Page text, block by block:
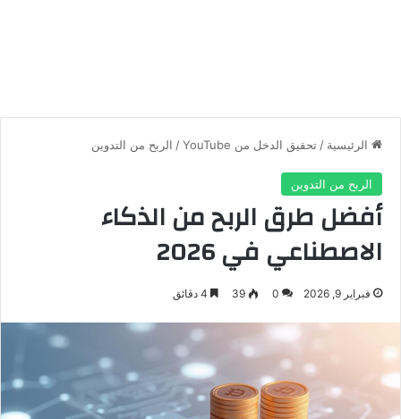
الرئيسية / تحقيق الدخل من YouTube / الربح من التدوين
الربح من التدوين
أفضل طرق الربح من الذكاء
الاصطناعي في 2026
فبراير 9, 2026 0
39